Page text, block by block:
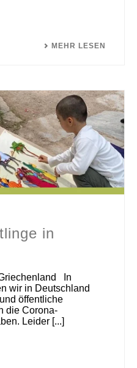
MEHR LESEN
in
In
wir in Deutschland
öffentliche
die Corona-
Leider [...]